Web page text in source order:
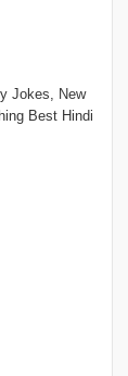
Jokes, New
Best Hindi